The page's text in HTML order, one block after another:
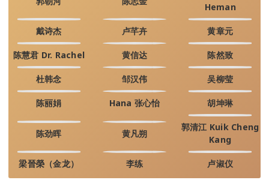
Heman
戴诗杰 卢芊卉 黄章元
陈慧君 Dr. Rachel 黄信达 陈然致
杜韩念 邹汉伟 吴柳莹
陈丽娟 Hana 张心怡 胡坤琳
陈劲晖 黄凡朔
郭清江 Kuik Cheng
Kang
梁晉榮（金龙） 李练 卢淑仪